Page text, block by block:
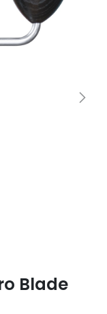
Blade